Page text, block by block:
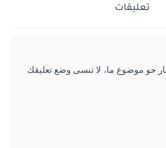
تعليقات
حو موضوع ما، لا تنسى وضع تعليقك